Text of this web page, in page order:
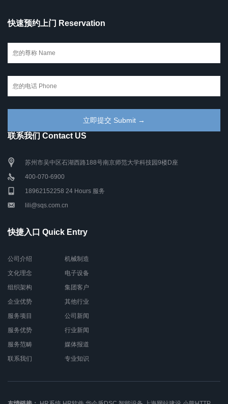
快速预约上门 Reservation
联系我们 Contact US
苏州市吴中区石湖西路188号南京师范大学科技园9楼D座
400-070-6900
18962152258 24 Hours 服务
lili@sqs.com.cn
快捷入口 Quick Entry
公司介绍
文化理念
组织架构
企业优势
服务项目
服务优势
服务范畴
联系我们
机械制造
电子设备
集团客户
其他行业
公司新闻
行业新闻
媒体报道
专业知识